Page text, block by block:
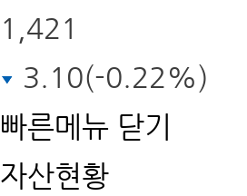
1,421
3.10(-0.22%)
빠른메뉴 닫기
자산현황